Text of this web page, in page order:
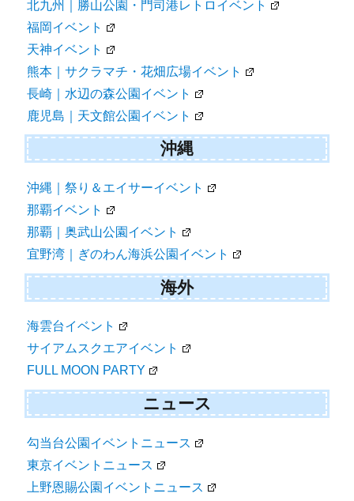
北九州｜勝山公園・門司港レトロイベント
福岡イベント
天神イベント
熊本｜サクラマチ・花畑広場イベント
長崎｜水辺の森公園イベント
鹿児島｜天文館公園イベント
沖縄
沖縄｜祭り＆エイサーイベント
那覇イベント
那覇｜奥武山公園イベント
宜野湾｜ぎのわん海浜公園イベント
海外
海雲台イベント
サイアムスクエアイベント
FULL MOON PARTY
ニュース
勾当台公園イベントニュース
東京イベントニュース
上野恩賜公園イベントニュース